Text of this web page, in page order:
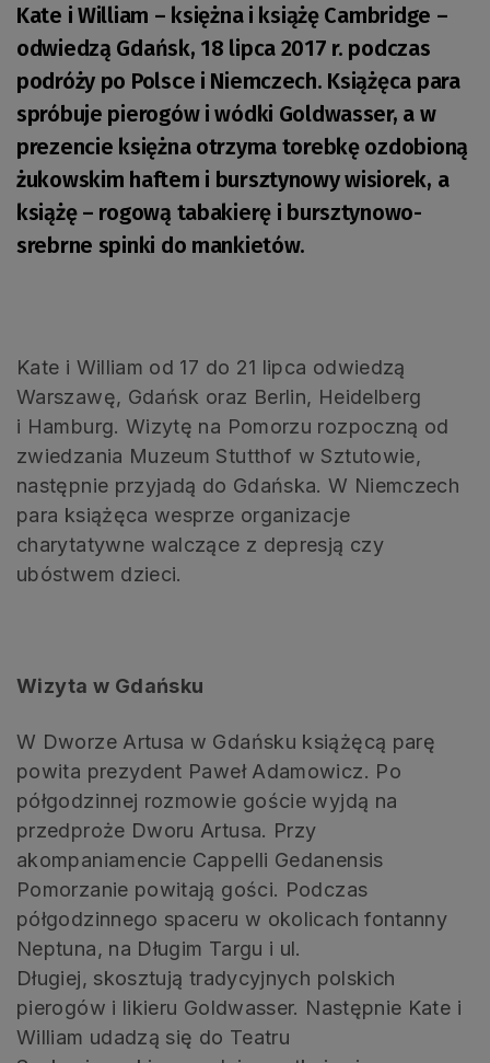
Kate i William – księżna i książę Cambridge –
odwiedzą Gdańsk, 18 lipca 2017 r. podczas
podróży po Polsce i Niemczech. Książęca para
spróbuje pierogów i wódki Goldwasser, a w
prezencie księżna otrzyma torebkę ozdobioną
żukowskim haftem i bursztynowy wisiorek, a
książę – rogową tabakierę i bursztynowo-
srebrne spinki do mankietów.
Kate i William od 17 do 21 lipca odwiedzą
Warszawę, Gdańsk oraz Berlin, Heidelberg
i Hamburg. Wizytę na Pomorzu rozpoczną od
zwiedzania Muzeum Stutthof w Sztutowie,
następnie przyjadą do Gdańska. W Niemczech
para książęca wesprze organizacje
charytatywne walczące z depresją czy
ubóstwem dzieci.
Wizyta w Gdańsku
W Dworze Artusa w Gdańsku książęcą parę
powita prezydent Paweł Adamowicz. Po
półgodzinnej rozmowie goście wyjdą na
przedproże Dworu Artusa. Przy
akompaniamencie Cappelli Gedanensis
Pomorzanie powitają gości. Podczas
półgodzinnego spaceru w okolicach fontanny
Neptuna, na Długim Targu i ul.
Długiej, skosztują tradycyjnych polskich
pierogów i likieru Goldwasser. Następnie Kate i
William udadzą się do Teatru